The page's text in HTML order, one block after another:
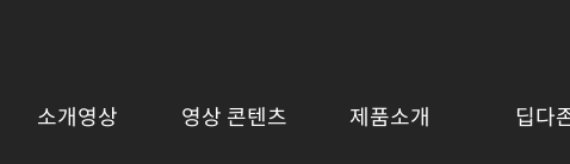
소개영상 영상 콘텐츠 제품소개 딥다